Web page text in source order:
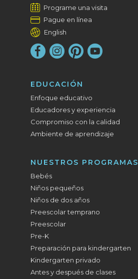
Programe una visita
Pague en línea
English
EDUCACIÓN
Enfoque educativo
Educadores y experiencia
Compromiso con la calidad
Ambiente de aprendizaje
NUESTROS PROGRAMAS
Bebés
Niños pequeños
Niños de dos años
Preescolar temprano
Preescolar
Pre-K
Preparación para kindergarten
Kindergarten privado
Antes y después de clases